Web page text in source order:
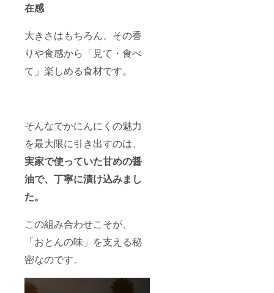
在感
大きさはもちろん、その香
りや食感から「見て・食べ
て」楽しめる食材です。
そんなでかにんにくの魅力
を最大限に引き出すのは、
実家で使っていた甘めの醤
油で、丁寧に漬け込みまし
た。
この組み合わせこそが、
「おとんの味」を支える秘
密なのです。